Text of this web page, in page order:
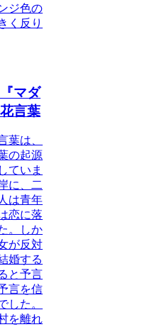
ジ色の
く反り
マダ
言葉
葉は、
の起源
ていま
に、二
は青年
恋に落
。しか
が反対
婚する
と予言
言を信
した。
を離れ